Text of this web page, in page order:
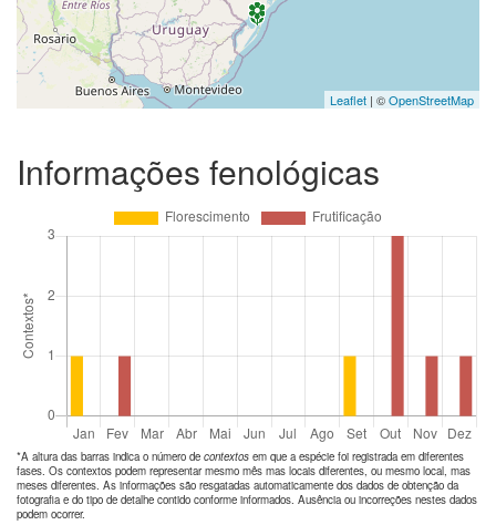
Leaflet | ©OpenStreetMap
Informações fenológicas
*A altura das barras indica o número de contextos em que a espécie foi registrada em diferentes
fases. Os contextos podem representar mesmo mês mas locais diferentes, ou mesmo local, mas
meses diferentes. As informações são resgatadas automaticamente dos dados de obtenção da
fotografia e do tipo de detalhe contido conforme informados. Ausência ou incorreções nestes dados
podem ocorrer.